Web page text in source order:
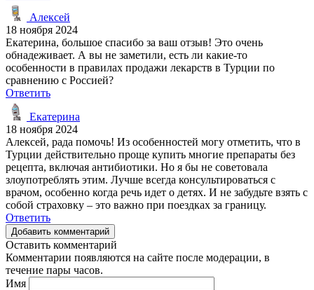
Алексей
18 ноября 2024
Екатерина, большое спасибо за ваш отзыв! Это очень
обнадеживает. А вы не заметили, есть ли какие-то
особенности в правилах продажи лекарств в Турции по
сравнению с Россией?
Ответить
Екатерина
18 ноября 2024
Алексей, рада помочь! Из особенностей могу отметить, что в
Турции действительно проще купить многие препараты без
рецепта, включая антибиотики. Но я бы не советовала
злоупотреблять этим. Лучше всегда консультироваться с
врачом, особенно когда речь идет о детях. И не забудьте взять с
собой страховку – это важно при поездках за границу.
Ответить
Добавить комментарий
Оставить комментарий
Комментарии появляются на сайте после модерации, в
течение пары часов.
Имя